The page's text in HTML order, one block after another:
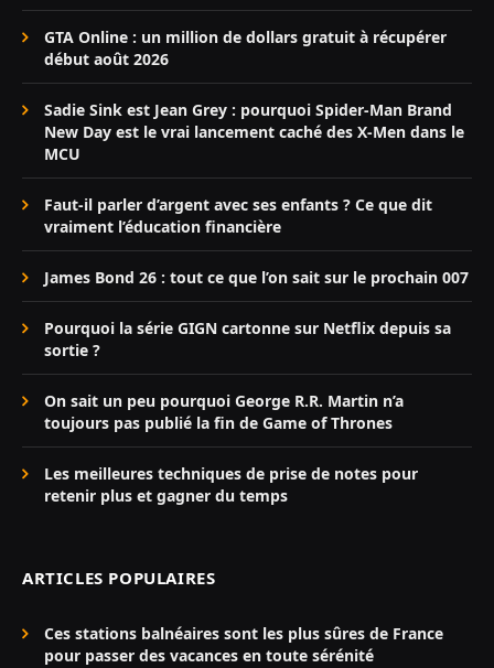
GTA Online : un million de dollars gratuit à récupérer
début août 2026
Sadie Sink est Jean Grey : pourquoi Spider-Man Brand
New Day est le vrai lancement caché des X-Men dans le
MCU
Faut-il parler d’argent avec ses enfants ? Ce que dit
vraiment l’éducation financière
James Bond 26 : tout ce que l’on sait sur le prochain 007
Pourquoi la série GIGN cartonne sur Netflix depuis sa
sortie ?
On sait un peu pourquoi George R.R. Martin n’a
toujours pas publié la fin de Game of Thrones
Les meilleures techniques de prise de notes pour
retenir plus et gagner du temps
ARTICLES POPULAIRES
Ces stations balnéaires sont les plus sûres de France
pour passer des vacances en toute sérénité